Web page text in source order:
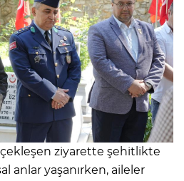
ziyarette şehitlikte
anlar yaşanırken, aileler